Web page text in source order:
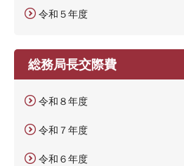
令和５年度
総務局長交際費
令和８年度
令和７年度
令和６年度